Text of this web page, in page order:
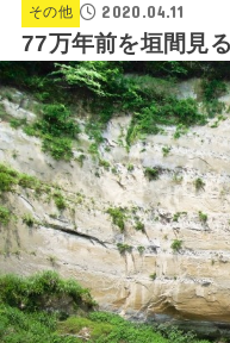
その他 2020.04.11
77万年前を垣間見